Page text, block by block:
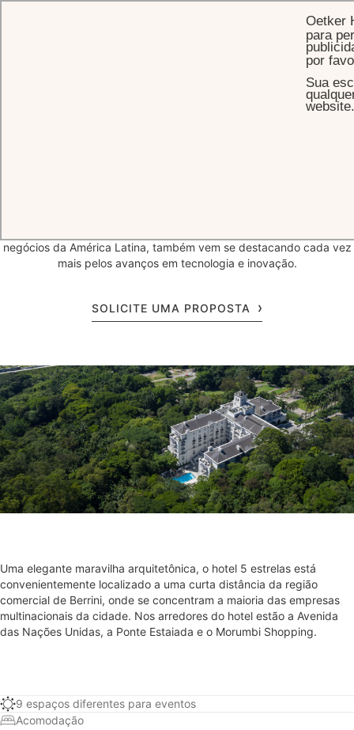
negócios da América Latina, também vem se destacando cada vez
mais pelos avanços em tecnologia e inovação.
SOLICITE UMA PROPOSTA
Uma elegante maravilha arquitetônica, o hotel 5 estrelas está
convenientemente localizado a uma curta distância da região
comercial de Berrini, onde se concentram a maioria das empresas
multinacionais da cidade. Nos arredores do hotel estão a Avenida
das Nações Unidas, a Ponte Estaiada e o Morumbi Shopping.
9 espaços diferentes para eventos
Acomodação
Oetker
para
por
Sua
website.